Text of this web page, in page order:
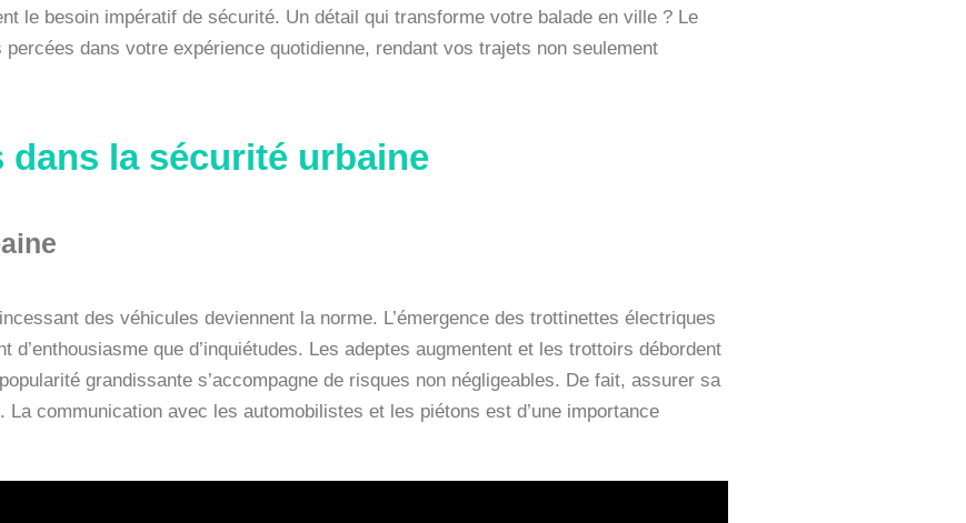
le besoin impératif de sécurité. Un détail qui transforme votre balade en ville ? Le
dans votre expérience quotidienne, rendant vos trajets non seulement
la sécurité urbaine
des véhicules deviennent la norme. L’émergence des trottinettes électriques
que d’inquiétudes. Les adeptes augmentent et les trottoirs débordent
grandissante s’accompagne de risques non négligeables. De fait, assurer sa
communication avec les automobilistes et les piétons est d’une importance